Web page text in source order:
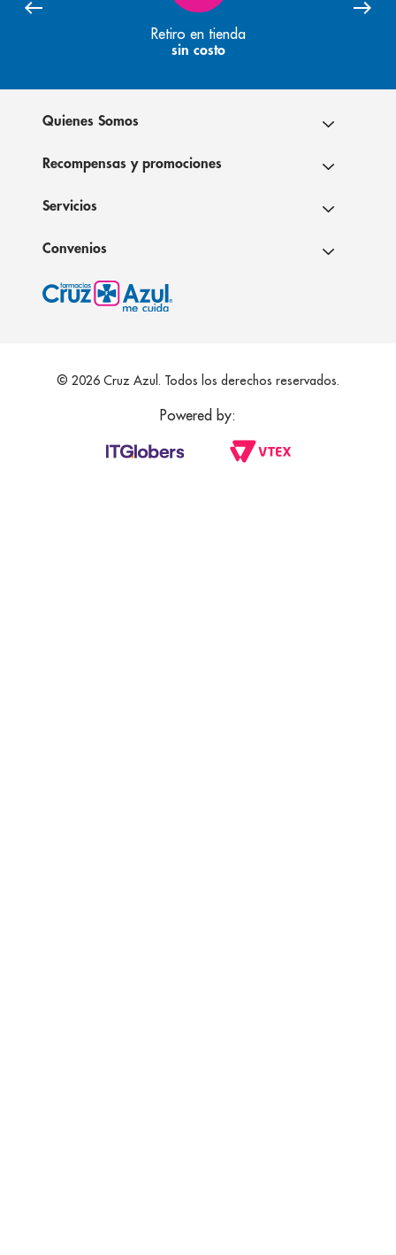
Retiro en tienda
sin costo
Quienes Somos
Recompensas y promociones
Servicios
Convenios
© 2026 Cruz Azul. Todos los derechos reservados.
Powered by: